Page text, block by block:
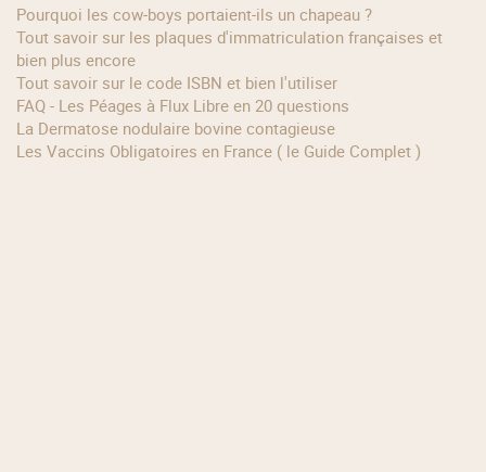
Pourquoi les cow‑boys portaient‑ils un chapeau ?
Tout savoir sur les plaques d'immatriculation françaises et
bien plus encore
Tout savoir sur le code ISBN et bien l'utiliser
FAQ - Les Péages à Flux Libre en 20 questions
La Dermatose nodulaire bovine contagieuse
Les Vaccins Obligatoires en France ( le Guide Complet )